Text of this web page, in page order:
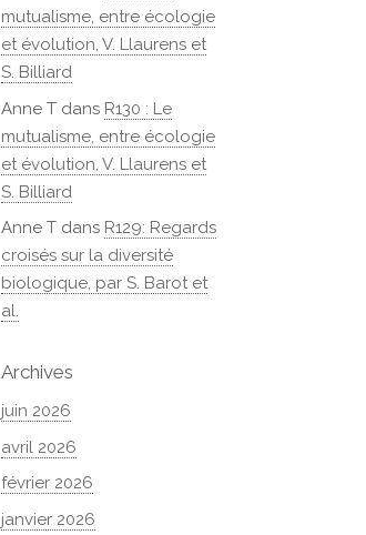
mutualisme, entre écologie
et évolution, V. Llaurens et
S. Billiard
Anne T dans R130 : Le
mutualisme, entre écologie
et évolution, V. Llaurens et
S. Billiard
Anne T dans R129: Regards
croisés sur la diversité
biologique, par S. Barot et
al.
Archives
juin 2026
avril 2026
février 2026
janvier 2026